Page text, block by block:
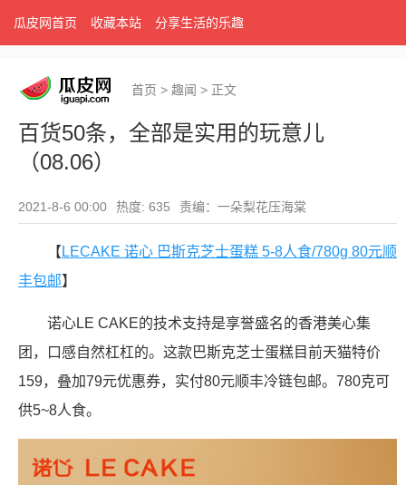
瓜皮网首页 收藏本站 分享生活的乐趣
首页 > 趣闻 > 正文
百货50条，全部是实用的玩意儿
（08.06）
2021-8-6 00:00 热度: 635 责编：一朵梨花压海棠
【 LECAKE 诺心 巴斯克芝士蛋糕 5-8人食/780g 80元顺
丰包邮】
诺心LE CAKE的技术支持是享誉盛名的香港美心集
团，口感自然杠杠的。这款巴斯克芝士蛋糕目前天猫特价
159，叠加79元优惠券，实付80元顺丰冷链包邮。780克可
供5~8人食。